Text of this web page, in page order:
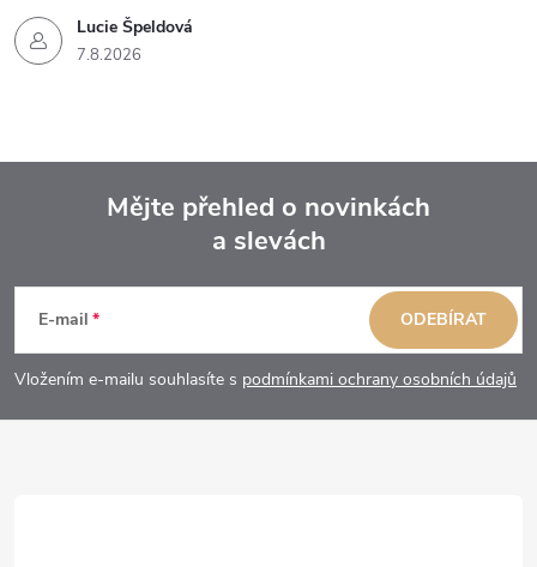
Lucie Špeldová
7.8.2026
p
a
Mějte přehled o novinkách
a slevách
E-mail
Vložením e-mailu souhlasíte s podmínkami ochrany osobních údajů
ODEBÍRAT